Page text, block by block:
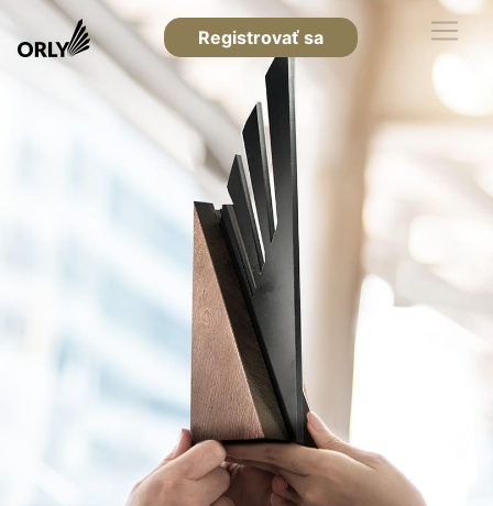
Registrovať sa